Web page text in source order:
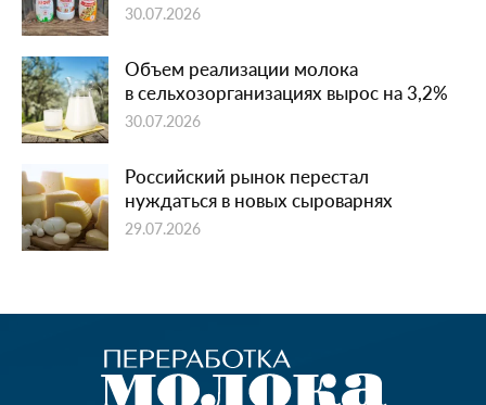
30.07.2026
Объем реализации молока
в сельхозорганизациях вырос на 3,2%
30.07.2026
Российский рынок перестал
нуждаться в новых сыроварнях
29.07.2026